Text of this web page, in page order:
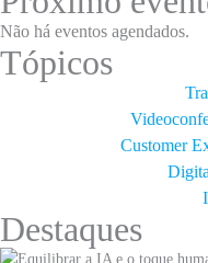
Não há eventos agendados.
Tópicos
Customer
Destaques